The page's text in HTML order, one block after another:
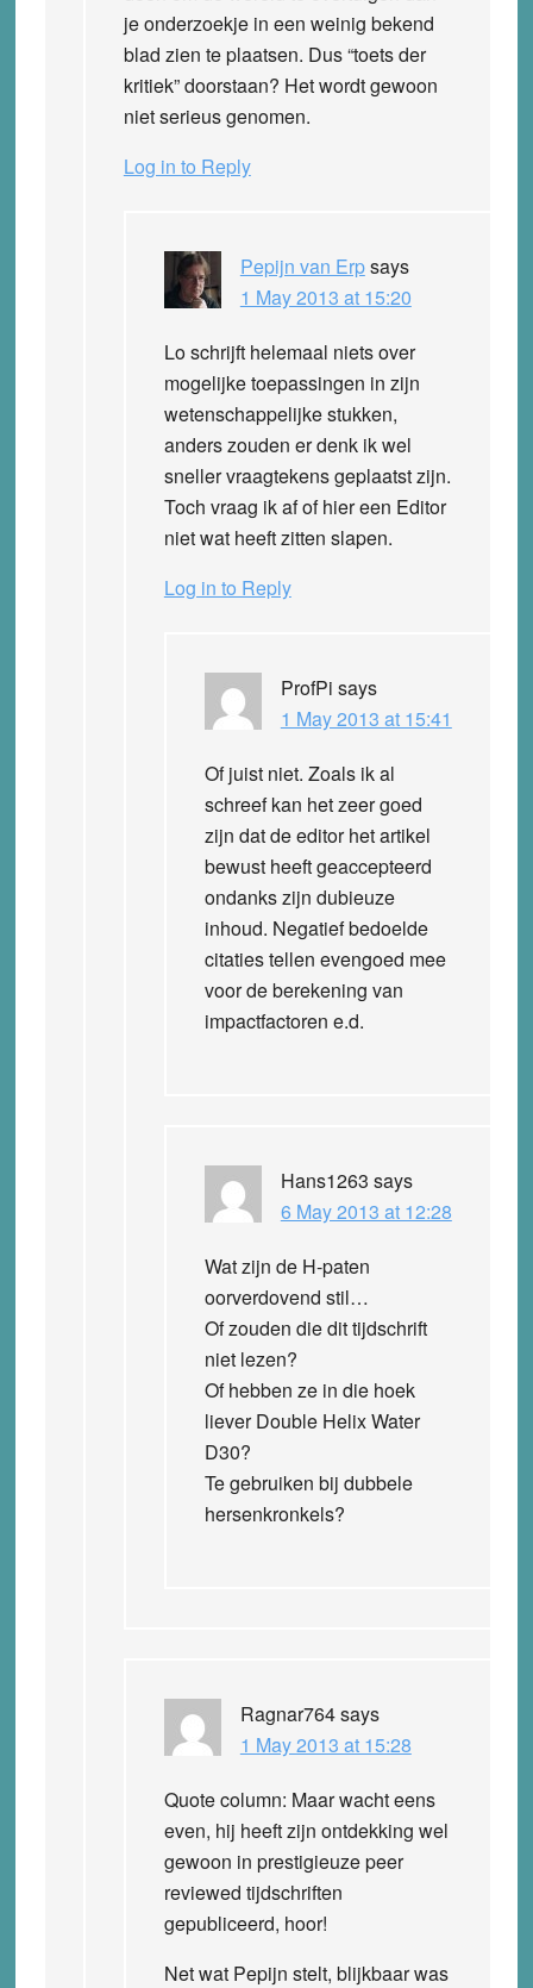
je onderzoekje in een weinig bekend
blad zien te plaatsen. Dus “toets der
kritiek” doorstaan? Het wordt gewoon
niet serieus genomen.
Log in to Reply
Pepijn van Erpsays
1 May 2013 at 15:20
Lo schrijft helemaal niets over
mogelijke toepassingen in zijn
wetenschappelijke stukken,
anders zouden er denk ik wel
sneller vraagtekens geplaatst zijn.
Toch vraag ik af of hier een Editor
niet wat heeft zitten slapen.
Log in to Reply
ProfPi says
1 May 2013 at 15:41
Of juist niet. Zoals ik al
schreef kan het zeer goed
zijn dat de editor het artikel
bewust heeft geaccepteerd
ondanks zijn dubieuze
inhoud. Negatief bedoelde
citaties tellen evengoed mee
voor de berekening van
impactfactoren e.d.
Hans1263 says
6 May 2013 at 12:28
Wat zijn de H-paten
oorverdovend stil…
Of zouden die dit tijdschrift
niet lezen?
Of hebben ze in die hoek
liever Double Helix Water
D30?
Te gebruiken bij dubbele
hersenkronkels?
Ragnar764says
1 May 2013 at 15:28
Quote column: Maar wacht eens
even, hij heeft zijn ontdekking wel
gewoon in prestigieuze peer
reviewed tijdschriften
gepubliceerd, hoor!
Net wat Pepijn stelt, blijkbaar was